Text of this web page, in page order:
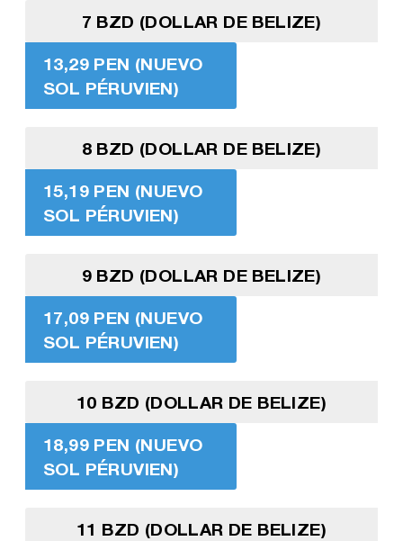
7 BZD (DOLLAR DE BELIZE)
13,29 PEN (NUEVO
SOL PÉRUVIEN)
8 BZD (DOLLAR DE BELIZE)
15,19 PEN (NUEVO
SOL PÉRUVIEN)
9 BZD (DOLLAR DE BELIZE)
17,09 PEN (NUEVO
SOL PÉRUVIEN)
10 BZD (DOLLAR DE BELIZE)
18,99 PEN (NUEVO
SOL PÉRUVIEN)
11 BZD (DOLLAR DE BELIZE)